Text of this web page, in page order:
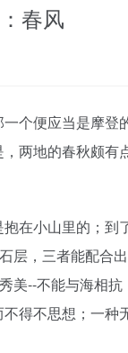
春风
个便应当是摩
两地的春秋颇
在小山里的；
，三者能配合
--不能与海相
得不思想；一